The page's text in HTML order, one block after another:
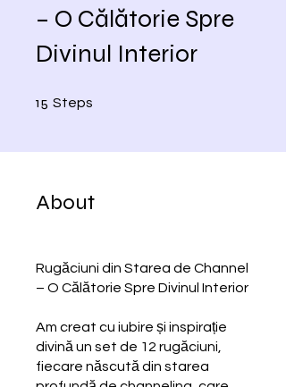
– O Călătorie Spre
Divinul Interior
15 Steps
About
Rugăciuni din Starea de Channel
– O Călătorie Spre Divinul Interior
Am creat cu iubire și inspirație
divină un set de 12 rugăciuni,
fiecare născută din starea